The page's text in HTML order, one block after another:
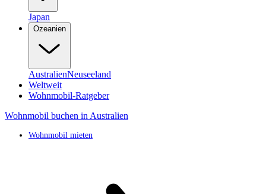
Japan
Ozeanien
AustralienNeuseeland
Weltweit
Wohnmobil-Ratgeber
Wohnmobil buchen in Australien
Wohnmobil mieten